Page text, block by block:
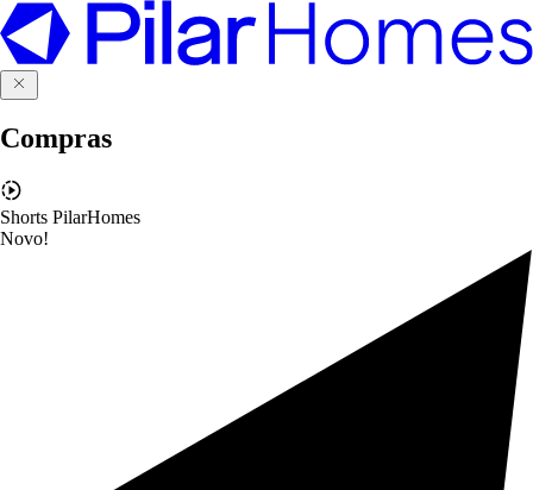
Compras
Shorts PilarHomes
Novo!